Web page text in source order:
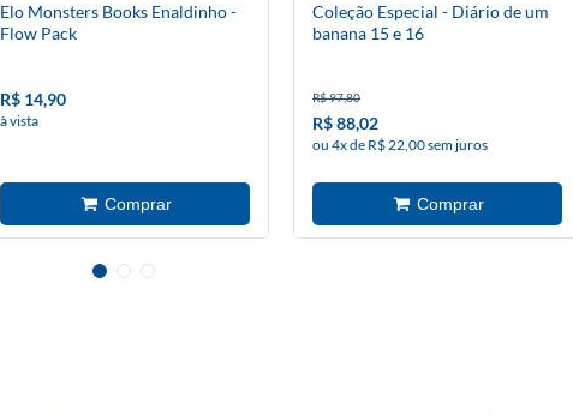
Elo Monsters Books Enaldinho -
Flow Pack
R$ 14,90
à vista
Coleção Especial - Diário de um
banana 15 e 16
R$ 97,80
R$ 88,02
ou 4x de R$ 22,00 sem juros